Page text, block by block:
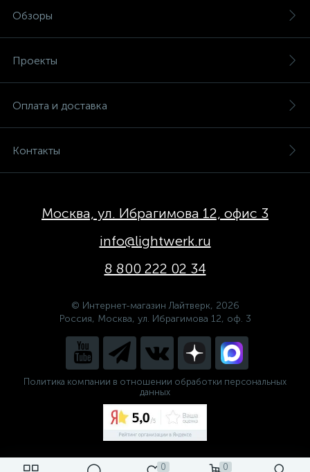
0 0
Обзоры
Проекты
Оплата и доставка
Контакты
Москва, ул. Ибрагимова 12, офис 3
info@lightwerk.ru
8 800 222 02 34
© Интернет-магазин Лайтверк, 2026
Россия, Москва, ул. Ибрагимова 12, оф. 3
Политика компании в отношении обработки персональных
данных